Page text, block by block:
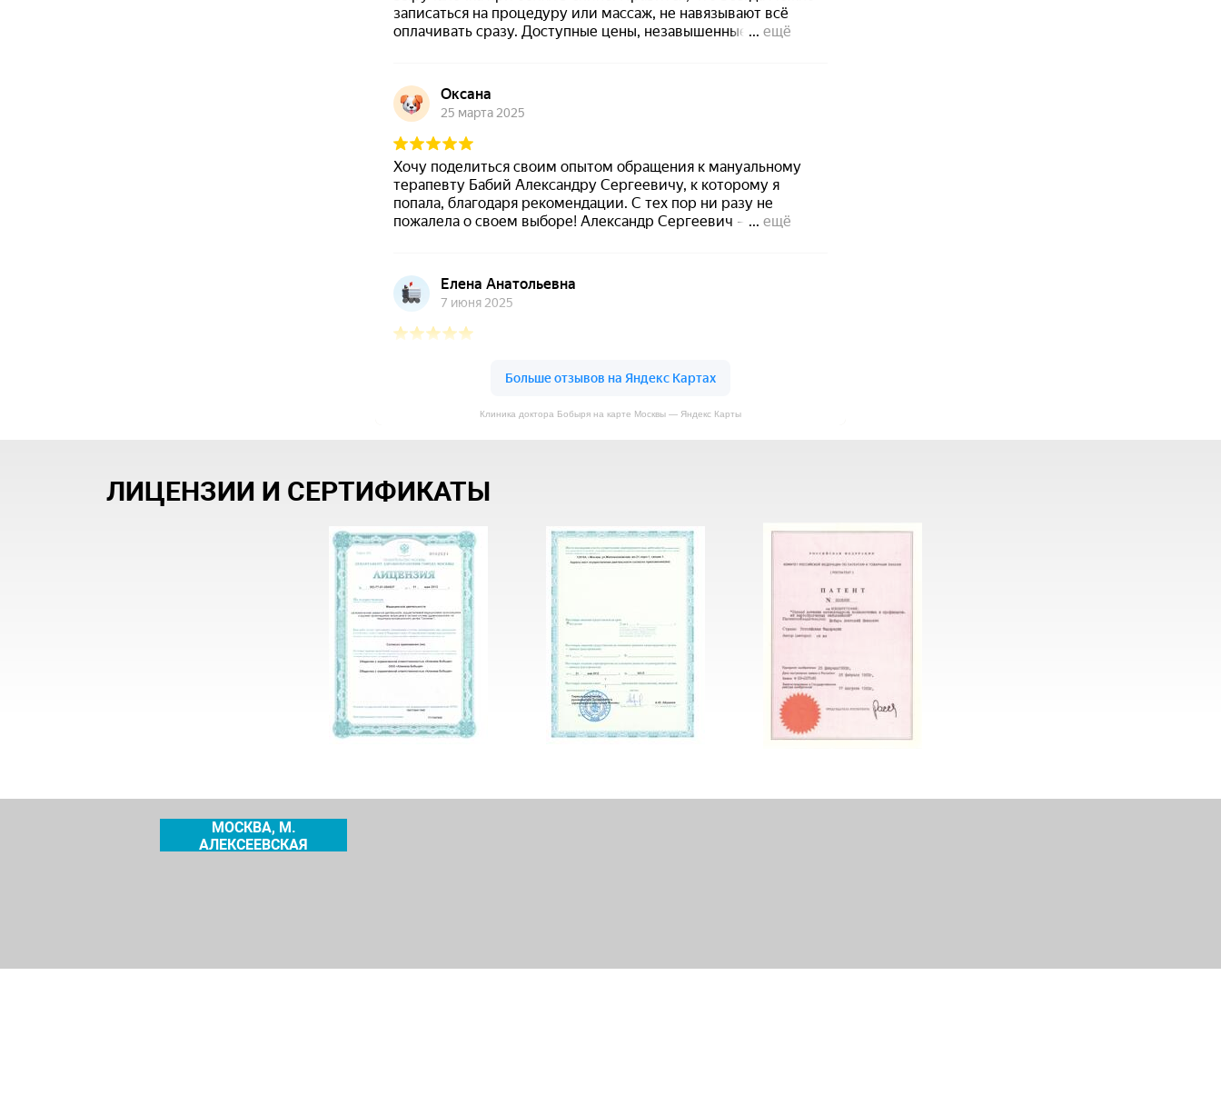
Клиника доктора Бобыря на карте Москвы — Яндекс Карты
ЛИЦЕНЗИИ И СЕРТИФИКАТЫ
МОСКВА, М.
АЛЕКСЕЕВСКАЯ